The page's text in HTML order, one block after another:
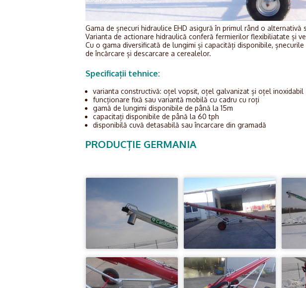
Gama de șnecuri hidraulice EHD asigură în primul rând o
Varianta de actionare hidraulică conferă fermierilor flexibiliatate și
Cu o gama diversificată de lungimi și capacități disponibile,
de încărcare și descarcare a cerealelor.
Specificații tehnice:
varianta constructivă: oțel vopsit, oțel galvanizat și oțel inoxidabil
funcționare fixă sau variantă mobilă cu cadru cu roți
gamă de lungimi disponibile de până la 15m
capacitați disponibile de până la 60 tph
disponibilă cuvă detasabilă sau încarcare din gramadă
PRODUCȚIE GERMANIA